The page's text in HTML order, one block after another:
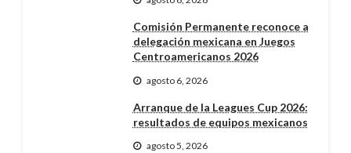
Comisión Permanente reconoce a
delegación mexicana en Juegos
Centroamericanos 2026
agosto 6, 2026
Arranque de la Leagues Cup 2026:
resultados de equipos mexicanos
agosto 5, 2026